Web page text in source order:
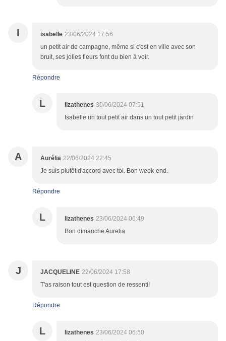
I isabelle 23/06/2024 17:56
un petit air de campagne, même si c'est en ville avec son
bruit, ses jolies fleurs font du bien à voir.
Répondre
L lizathenes 30/06/2024 07:51
Isabelle un tout petit air dans un tout petit jardin
A Aurélia 22/06/2024 22:45
Je suis plutôt d'accord avec toi. Bon week-end.
Répondre
L lizathenes 23/06/2024 06:49
Bon dimanche Aurelia
J JACQUELINE 22/06/2024 17:58
T'as raison tout est question de ressenti!
Répondre
L lizathenes 23/06/2024 06:50